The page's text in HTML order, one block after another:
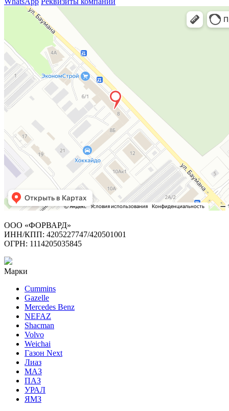
ООО «ФОРВАРД»
ИНН/КПП: 4205227747/420501001
ОГРН: 1114205035845
Марки
Cummins
Gazelle
Mercedes Benz
NEFAZ
Shacman
Volvo
Weichai
Газон Next
Лиаз
МАЗ
ПАЗ
УРАЛ
ЯМЗ